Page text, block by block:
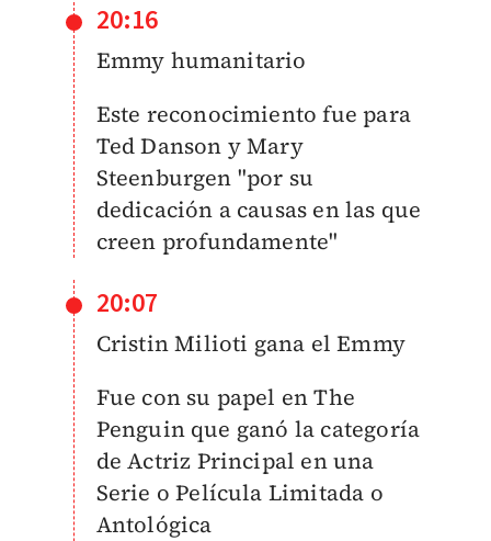
20:16
Emmy humanitario
Este reconocimiento fue para
Ted Danson y Mary
Steenburgen "por su
dedicación a causas en las que
creen profundamente"
20:07
Cristin Milioti gana el Emmy
Fue con su papel en The
Penguin que ganó la categoría
de Actriz Principal en una
Serie o Película Limitada o
Antológica